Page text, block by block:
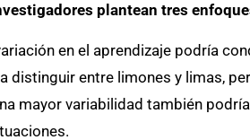
plantean tres
en el aprendizaje podría
distinguir entre limones y limas,
mayor variabilidad también